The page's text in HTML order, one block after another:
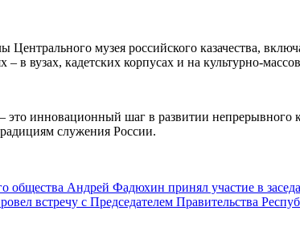
Центрального музея российского казачества,
– в вузах, кадетских корпусах и на культурно-
инновационный шаг в развитии непрерывного
служения России.
общества Андрей Фадюхин принял участие в
встречу с Председателем Правительства